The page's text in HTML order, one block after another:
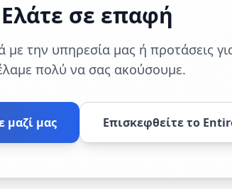
Ελάτε σε επαφή
με την υπηρεσία μας ή προτάσεις
πολύ να σας ακούσουμε.
μαζί μας Επισκεφθείτε το